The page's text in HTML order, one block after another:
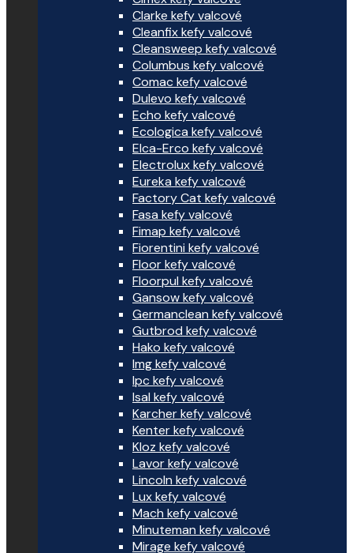
Clarke kefy valcové
Cleanfix kefy valcové
Cleansweep kefy valcové
Columbus kefy valcové
Comac kefy valcové
Dulevo kefy valcové
Echo kefy valcové
Ecologica kefy valcové
Elca-Erco kefy valcové
Electrolux kefy valcové
Eureka kefy valcové
Factory Cat kefy valcové
Fasa kefy valcové
Fimap kefy valcové
Fiorentini kefy valcové
Floor kefy valcové
Floorpul kefy valcové
Gansow kefy valcové
Germanclean kefy valcové
Gutbrod kefy valcové
Hako kefy valcové
Img kefy valcové
Ipc kefy valcové
Isal kefy valcové
Karcher kefy valcové
Kenter kefy valcové
Kloz kefy valcové
Lavor kefy valcové
Lincoln kefy valcové
Lux kefy valcové
Mach kefy valcové
Minuteman kefy valcové
Mirage kefy valcové